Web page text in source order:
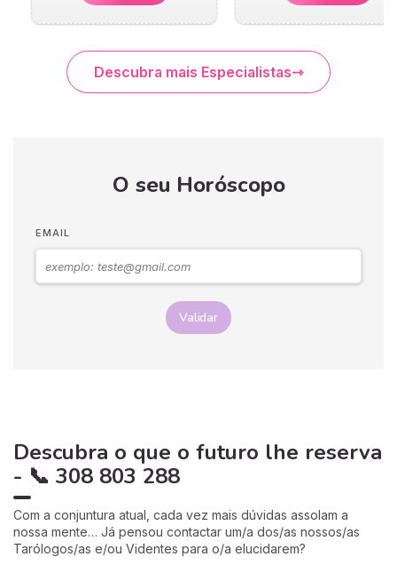
Descubra mais Especialistas
O seu Horóscopo
EMAIL
Validar
Descubra o que o futuro lhe reserva
- 📞 308 803 288
Com a conjuntura atual, cada vez mais dúvidas assolam a
nossa mente… Já pensou contactar um/a dos/as nossos/as
Tarólogos/as e/ou Videntes para o/a elucidarem?